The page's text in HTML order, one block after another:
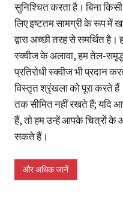
सुनिश्चित करता है। बिना
लिए इष्टतम सामग्री के रूप में
द्वारा अच्छी तरह से समर्थित
स्क्वीज के अलावा, हम तेल-
प्रतिरोधी स्क्वीज भी
विस्तृत श्रृंखला को पूरा करते
तक सीमित नहीं रखते हैं; यदि
हैं, तो हम उन्हें आपके चित्रों
सकते हैं।
और अधिक जानें